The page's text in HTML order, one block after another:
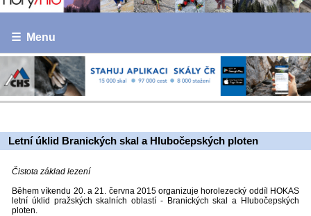
☰ Menu
Letní úklid Branických skal a Hlubočepských ploten
Čistota základ lezení
Během víkendu 20. a 21. června 2015 organizuje horolezecký oddíl HOKAS
letní úklid pražských skalních oblastí - Branických skal a Hlubočepských
ploten.